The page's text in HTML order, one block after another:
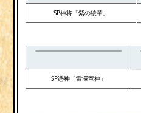
SP神将「紫の綾華」
SP憑神「雷澤竜神」